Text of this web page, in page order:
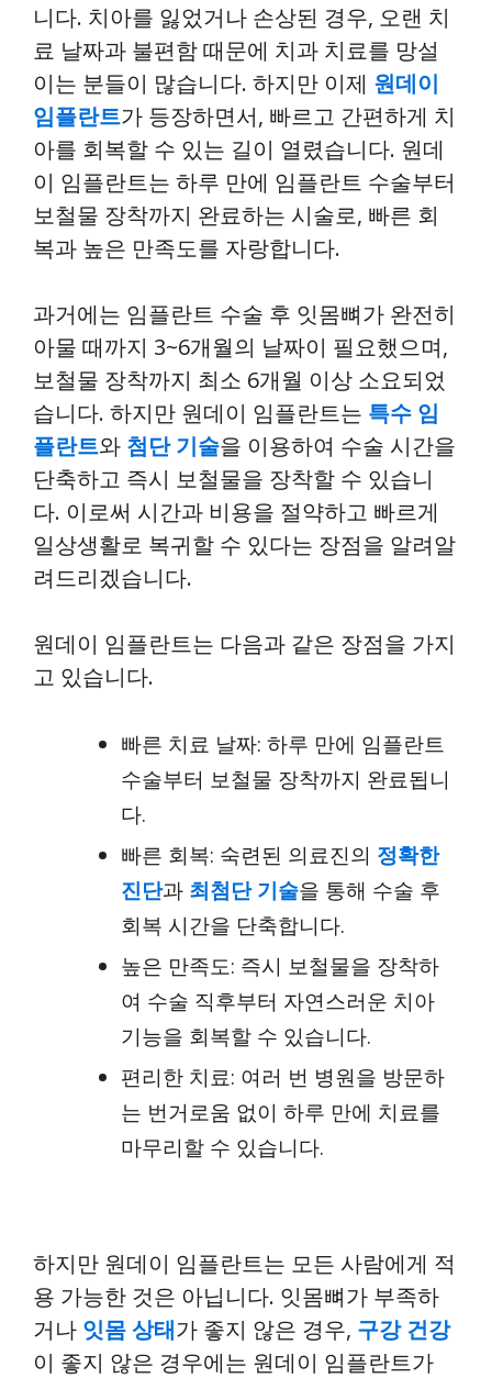
니다. 치아를 잃었거나 손상된 경우, 오랜 치
료 날짜과 불편함 때문에 치과 치료를 망설
이는 분들이 많습니다. 하지만 이제 원데이
임플란트가 등장하면서, 빠르고 간편하게 치
아를 회복할 수 있는 길이 열렸습니다. 원데
이 임플란트는 하루 만에 임플란트 수술부터
보철물 장착까지 완료하는 시술로, 빠른 회
복과 높은 만족도를 자랑합니다.
과거에는 임플란트 수술 후 잇몸뼈가 완전히
아물 때까지 3~6개월의 날짜이 필요했으며,
보철물 장착까지 최소 6개월 이상 소요되었
습니다. 하지만 원데이 임플란트는 특수 임
플란트와 첨단 기술을 이용하여 수술 시간을
단축하고 즉시 보철물을 장착할 수 있습니
다. 이로써 시간과 비용을 절약하고 빠르게
일상생활로 복귀할 수 있다는 장점을 알려알
려드리겠습니다.
원데이 임플란트는 다음과 같은 장점을 가지
고 있습니다.
빠른 치료 날짜: 하루 만에 임플란트
수술부터 보철물 장착까지 완료됩니
다.
빠른 회복: 숙련된 의료진의 정확한
진단과 최첨단 기술을 통해 수술 후
회복 시간을 단축합니다.
높은 만족도: 즉시 보철물을 장착하
여 수술 직후부터 자연스러운 치아
기능을 회복할 수 있습니다.
편리한 치료: 여러 번 병원을 방문하
는 번거로움 없이 하루 만에 치료를
마무리할 수 있습니다.
하지만 원데이 임플란트는 모든 사람에게 적
용 가능한 것은 아닙니다. 잇몸뼈가 부족하
거나 잇몸 상태가 좋지 않은 경우, 구강 건강
이 좋지 않은 경우에는 원데이 임플란트가